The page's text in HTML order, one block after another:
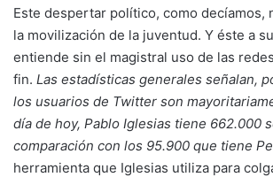
Este despertar político, como decíamos,
la movilización de la juventud. Y éste a
entiende sin el magistral uso de las
fin. Las estadísticas generales señalan,
los usuarios de Twitter son
día de hoy, Pablo Iglesias tiene 662.000
comparación con los 95.900 que tiene
herramienta que Iglesias utiliza para